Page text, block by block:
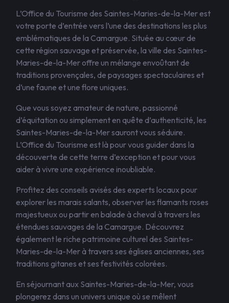
L’Office du Tourisme des Saintes-Maries-de-la-Mer est
votre porte d’entrée vers l’une des destinations les plus
emblématiques de la Camargue. Située au cœur de
cette région sauvage et préservée, la ville des Saintes-
Maries-de-la-Mer offre un mélange envoûtant de
traditions provençales, de paysages spectaculaires et
d’une faune et une flore uniques.
Que vous soyez amateur de nature, passionné
d’équitation ou simplement en quête d’authenticité, les
Saintes-Maries-de-la-Mer sauront vous séduire.
L’Office du Tourisme est là pour vous guider dans la
découverte de cette terre d’exception et pour vous
aider à vivre une expérience inoubliable.
Profitez des conseils avisés des experts locaux pour
explorer les marais salants, observer les flamants roses
majestueux ou partir en balade à cheval à travers les
étendues sauvages de la Camargue. Découvrez
également le riche patrimoine culturel des Saintes-
Maries-de-la-Mer à travers ses églises anciennes, ses
traditions gitanes et ses festivités colorées.
En séjournant aux Saintes-Maries-de-la-Mer, vous
plongerez dans un univers unique où se mêlent